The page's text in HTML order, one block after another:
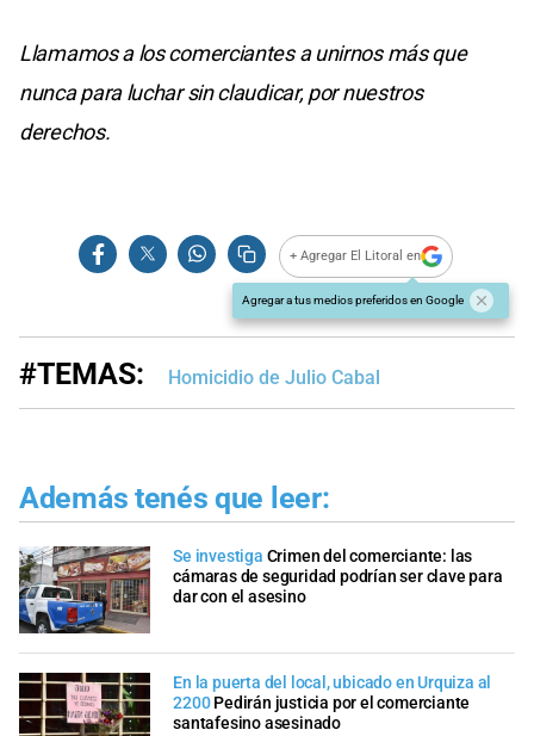
Llamamos a los comerciantes a unirnos más que
nunca para luchar sin claudicar, por nuestros
derechos.
+ Agregar El Litoral en
Agregar a tus medios preferidos en Google
#TEMAS: Homicidio de Julio Cabal
Además tenés que leer:
Se investiga Crimen del comerciante: las
cámaras de seguridad podrían ser clave para
dar con el asesino
En la puerta del local, ubicado en Urquiza al
2200 Pedirán justicia por el comerciante
santafesino asesinado